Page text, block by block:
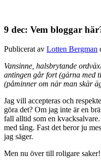
9 dec: Vem bloggar
Publicerat av Lotten Bergman
Vansinne, halsbrytande
antingen går fort (gärna med
(påminner om när man skär
Jag vill accepteras och
göra det? Om jag inte är en
fall alltid som en
med tång. Fast det beror ju
jag säger.
Men nu över till roligare